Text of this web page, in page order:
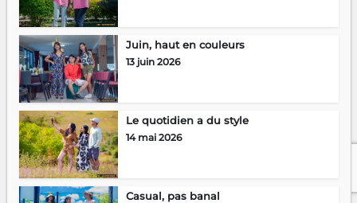
Juin, haut en couleurs
13 juin 2026
Le quotidien a du style
14 mai 2026
Casual, pas banal